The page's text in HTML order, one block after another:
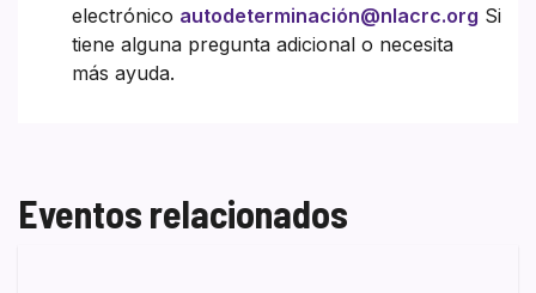
electrónico autodeterminación@nlacrc.org Si
tiene alguna pregunta adicional o necesita
más ayuda.
Eventos relacionados